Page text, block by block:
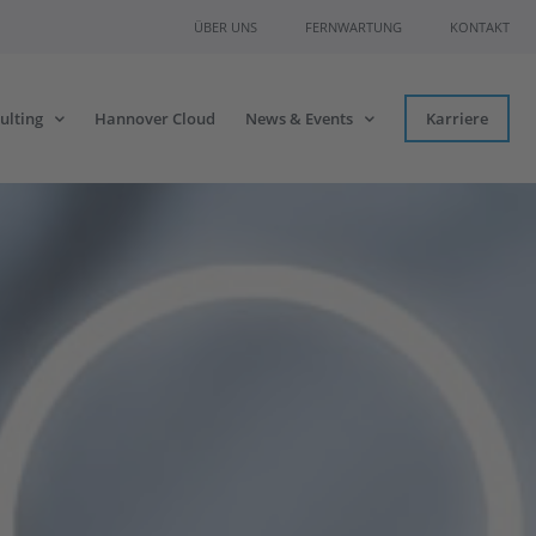
ÜBER UNS FERNWARTUNG KONTAKT
Hannover Cloud News & Events Karriere